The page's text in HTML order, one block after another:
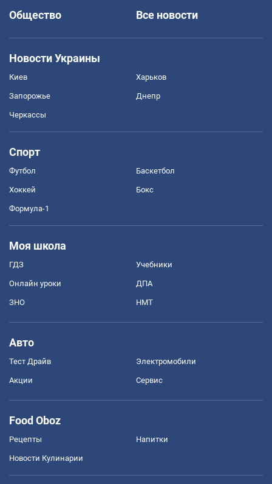
Общество
Все новости
Новости Украины
Киев Харьков
Запорожье Днепр
Черкассы
Спорт
Футбол Баскетбол
Хоккей Бокс
Формула-1
Моя школа
ГДЗ Учебники
Онлайн уроки ДПА
ЗНО НМТ
Авто
Тест Драйв Электромобили
Акции Сервис
Food Oboz
Рецепты Напитки
Новости Кулинарии